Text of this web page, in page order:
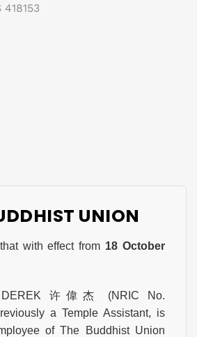
UNION
that with effect from 18 October
DEREK 许偉杰 (NRIC No.
a Temple Assistant, is
of The Buddhist Union